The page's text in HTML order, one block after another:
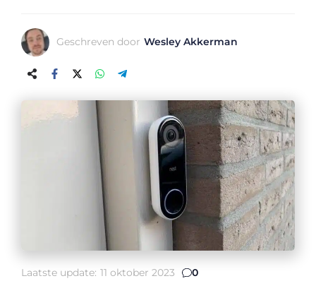
Geschreven door Wesley Akkerman
Laatste update: 11 oktober 2023 0